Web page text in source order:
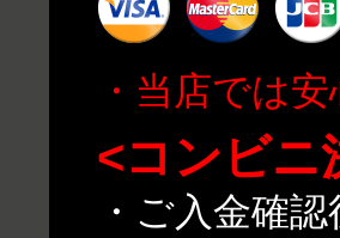
・当店では
<コンビニ
・ご入金確